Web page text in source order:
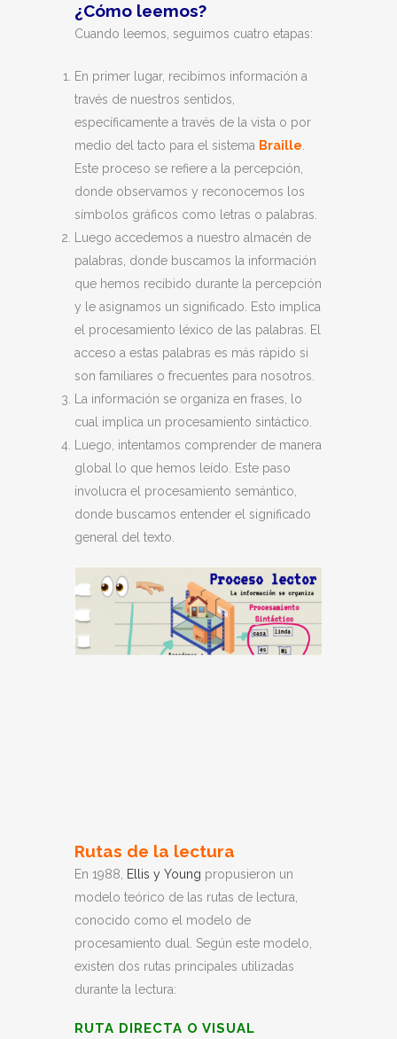
¿Cómo leemos?
Cuando leemos, seguimos cuatro etapas:
En primer lugar, recibimos información a
través de nuestros sentidos,
específicamente a través de la vista o por
medio del tacto para el sistema Braille
Este proceso se refiere a la percepción,
donde observamos y reconocemos los
símbolos gráficos como letras o palabras.
Luego accedemos a nuestro almacén de
palabras, donde buscamos la información
que hemos recibido durante la percepción
y le asignamos un significado. Esto implica
el procesamiento léxico de las palabras. El
acceso a estas palabras es más rápido si
son familiares o frecuentes para nosotros.
La información se organiza en frases, lo
cual implica un procesamiento sintáctico.
Luego, intentamos comprender de manera
global lo que hemos leído. Este paso
involucra el procesamiento semántico,
donde buscamos entender el significado
general del texto.
Rutas de la lectura
En 1988, Ellis y Young propusieron un
modelo teórico de las rutas de lectura,
conocido como el modelo de
procesamiento dual. Según este modelo,
existen dos rutas principales utilizadas
durante la lectura:
RUTA DIRECTA O VISUAL